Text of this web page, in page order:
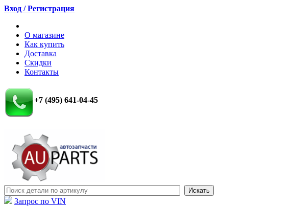
Вход / Регистрация
О магазине
Как купить
Доставка
Скидки
Контакты
+7 (495) 641-04-45
Запрос по VIN